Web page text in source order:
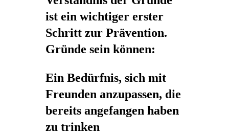
ist ein wichtiger erster
Schritt zur Prävention.
Gründe sein können:
Ein Bedürfnis, sich mit
Freunden anzupassen, die
bereits angefangen haben
zu trinken